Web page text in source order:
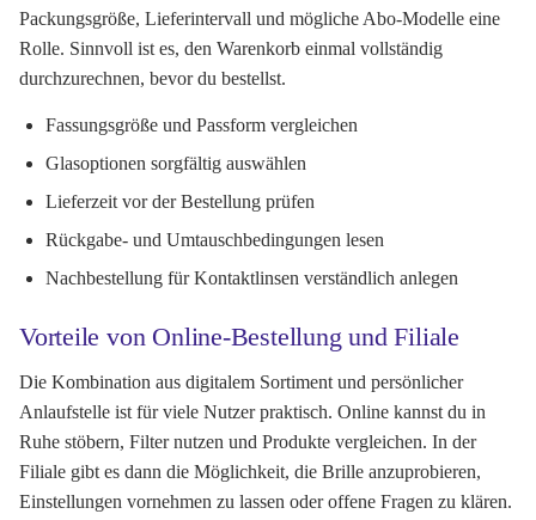
Packungsgröße, Lieferintervall und mögliche Abo-Modelle eine
Rolle. Sinnvoll ist es, den Warenkorb einmal vollständig
durchzurechnen, bevor du bestellst.
Fassungsgröße und Passform vergleichen
Glasoptionen sorgfältig auswählen
Lieferzeit vor der Bestellung prüfen
Rückgabe- und Umtauschbedingungen lesen
Nachbestellung für Kontaktlinsen verständlich anlegen
Vorteile von Online-Bestellung und Filiale
Die Kombination aus digitalem Sortiment und persönlicher
Anlaufstelle ist für viele Nutzer praktisch. Online kannst du in
Ruhe stöbern, Filter nutzen und Produkte vergleichen. In der
Filiale gibt es dann die Möglichkeit, die Brille anzuprobieren,
Einstellungen vornehmen zu lassen oder offene Fragen zu klären.